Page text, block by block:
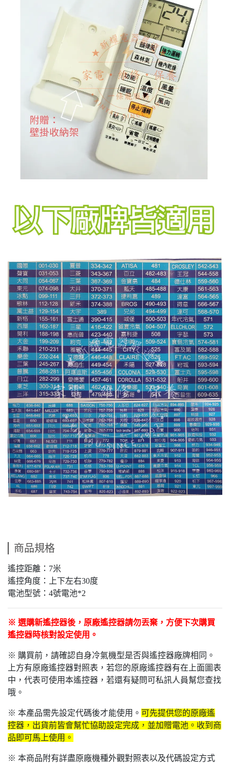
商品規格
遙控距離：7米
遙控角度：上下左右30度
電池型號：4號電池*2
※ 選購新遙控器後，原廠遙控器請勿丟棄，方便下次購買
遙控器時核對設定使用。
※ 購買前，請確認自身冷氣機型是否與遙控器廠牌相同。
上方有原廠遙控器對照表，若您的原廠遙控器有在上面圖表
中，代表可使用本遙控器，若還有疑問可私訊人員幫您查找
哦。
※ 本產品需先設定代碼後才能使用。 可先提供您的原廠遙
控器，出貨前皆會幫忙協助設定完成，並加贈電池。收到商
品即可馬上使用。
※ 本商品附有詳盡原廠機種外觀對照表以及代碼設定方式